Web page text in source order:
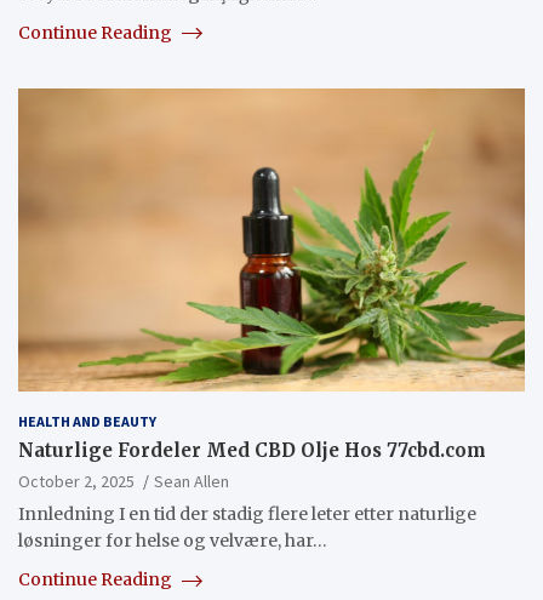
Continue Reading
HEALTH AND BEAUTY
Naturlige Fordeler Med CBD Olje Hos 77cbd.com
October 2, 2025
Sean Allen
Innledning I en tid der stadig flere leter etter naturlige
løsninger for helse og velvære, har…
Continue Reading